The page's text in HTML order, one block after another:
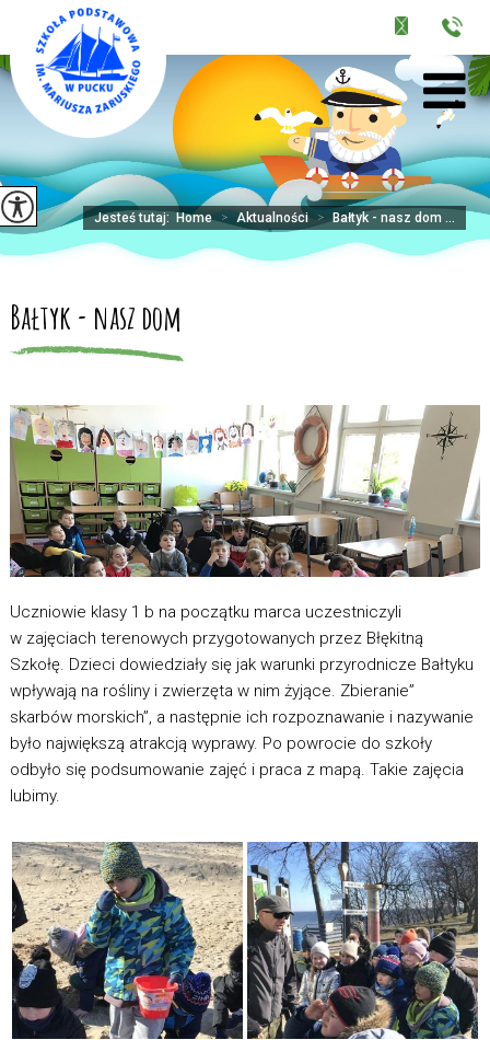
Jesteś tutaj: Home > Aktualności > Bałtyk - nasz dom ...
Bałtyk - nasz dom
Uczniowie klasy 1 b na początku marca uczestniczyli
w zajęciach terenowych przygotowanych przez Błękitną
Szkołę. Dzieci dowiedziały się jak warunki przyrodnicze Bałtyku
wpływają na rośliny i zwierzęta w nim żyjące. Zbieranie”
skarbów morskich”, a następnie ich rozpoznawanie i nazywanie
było największą atrakcją wyprawy. Po powrocie do szkoły
odbyło się podsumowanie zajęć i praca z mapą. Takie zajęcia
lubimy.